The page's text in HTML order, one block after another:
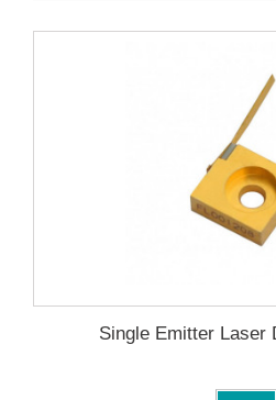
Single Emitter Laser